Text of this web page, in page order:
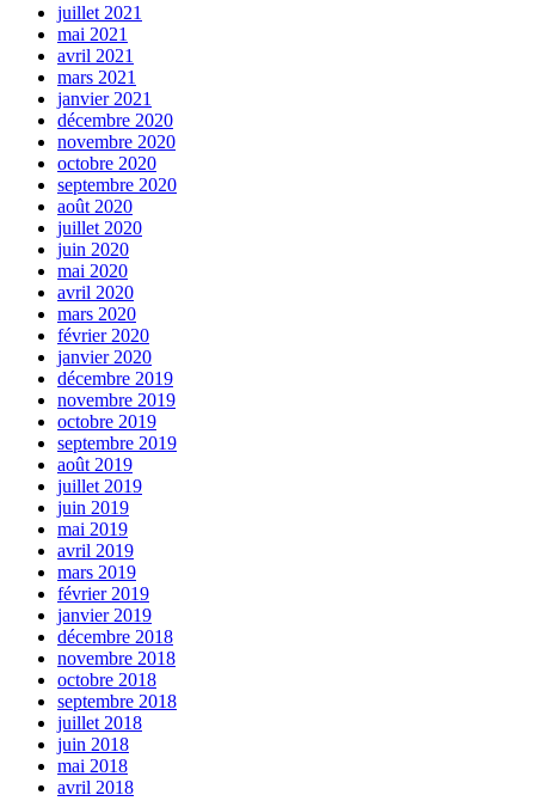
juillet 2021
mai 2021
avril 2021
mars 2021
janvier 2021
décembre 2020
novembre 2020
octobre 2020
septembre 2020
août 2020
juillet 2020
juin 2020
mai 2020
avril 2020
mars 2020
février 2020
janvier 2020
décembre 2019
novembre 2019
octobre 2019
septembre 2019
août 2019
juillet 2019
juin 2019
mai 2019
avril 2019
mars 2019
février 2019
janvier 2019
décembre 2018
novembre 2018
octobre 2018
septembre 2018
juillet 2018
juin 2018
mai 2018
avril 2018